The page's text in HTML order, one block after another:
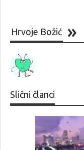
Hrvoje Božić
Slični članci